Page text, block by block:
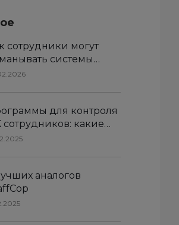
сотрудники могут
системы
рабочего времени
для контроля
сотрудников: какие
и зачем
аналогов